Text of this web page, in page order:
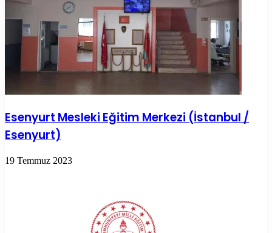
Esenyurt Mesleki Eğitim Merkezi (İstanbul /
Esenyurt)
19 Temmuz 2023